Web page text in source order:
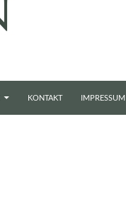
KONTAKT IMPRESSUM